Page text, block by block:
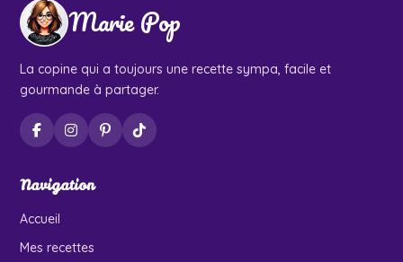
Marie Pop
La copine qui a toujours une recette sympa, facile et
gourmande à partager.
Navigation
Accueil
Mes recettes